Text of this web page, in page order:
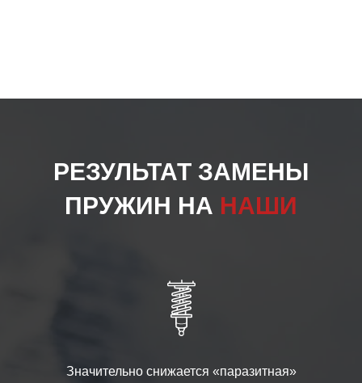
РЕЗУЛЬТАТ ЗАМЕНЫ
ПРУЖИН НА НАШИ
Значительно снижается «паразитная»